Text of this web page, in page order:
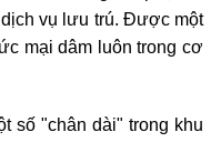
vụ lưu trú. Được một
mại dâm luôn trong cơ
số "chân dài" trong khu